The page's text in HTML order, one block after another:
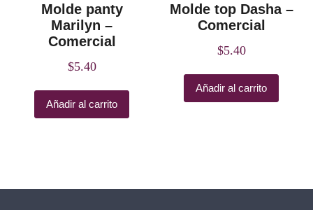
Molde panty
Marilyn –
Comercial
$5.40
Añadir al carrito
Molde top Dasha –
Comercial
$5.40
Añadir al carrito